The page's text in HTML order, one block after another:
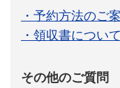
・予約方法のご
・領収書について
その他のご質問